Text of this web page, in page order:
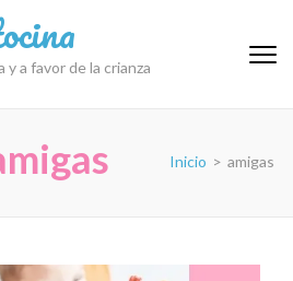
y a favor de la crianza
Inicio > amigas